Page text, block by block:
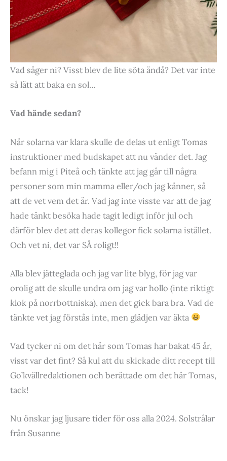
Vad säger ni? Visst blev de lite söta ändå? Det var inte
så lätt att baka en sol…
Vad hände sedan?
När solarna var klara skulle de delas ut enligt Tomas
instruktioner med budskapet att nu vänder det. Jag
befann mig i Piteå och tänkte att jag går till några
personer som min mamma eller/och jag känner, så
att de vet vem det är. Vad jag inte visste var att de jag
hade tänkt besöka hade tagit ledigt inför jul och
därför blev det att deras kollegor fick solarna istället.
Och vet ni, det var SÅ roligt!!
Alla blev jätteglada och jag var lite blyg, för jag var
orolig att de skulle undra om jag var hollo (inte riktigt
klok på norrbottniska), men det gick bara bra. Vad de
tänkte vet jag förstås inte, men glädjen var äkta
Vad tycker ni om det här som Tomas har bakat 45 år,
visst var det fint? Så kul att du skickade ditt recept till
Go’kvällredaktionen och berättade om det här Tomas,
tack!
Nu önskar jag ljusare tider för oss alla 2024. Solstrålar
från Susanne